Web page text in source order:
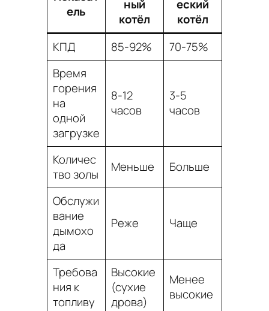
ель
ный
котёл
еский
котёл
КПД
85-92%
70-75%
Время
горения
на
одной
загрузке
8-12
часов
3-5
часов
Количес
тво золы
Меньше Больше
Обслужи
вание
дымохо
да
Реже Чаще
Требова
ния к
топливу
Высокие
(сухие
дрова)
Менее
высокие